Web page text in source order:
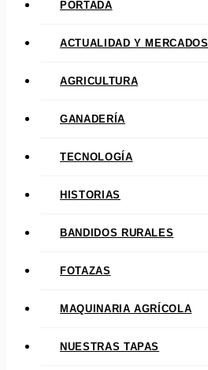
PORTADA
ACTUALIDAD Y MERCADOS
AGRICULTURA
GANADERÍA
TECNOLOGÍA
HISTORIAS
BANDIDOS RURALES
FOTAZAS
MAQUINARIA AGRÍCOLA
NUESTRAS TAPAS